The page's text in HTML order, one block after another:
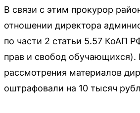
В связи с этим прокурор
отношении директора
по части 2 статьи 5.57 КоАП
прав и свобод обучающихся).
рассмотрения материалов
оштрафовали на 10 тысяч